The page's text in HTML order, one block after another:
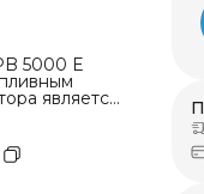
5000 E
является